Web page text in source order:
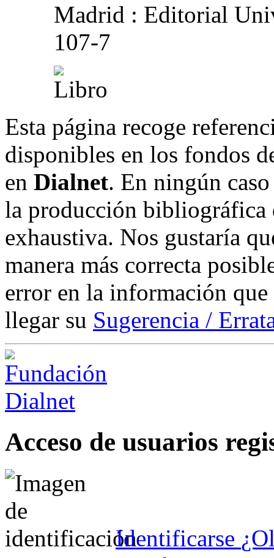
Madrid : Editorial
107-7
Esta página recoge
disponibles en los fondos
en Dialnet. En ningún
la producción bibliográfica
exhaustiva. Nos gustaría
manera más correcta
error en la información
llegar su Sugerencia /
Acceso de usuarios
Identificarse